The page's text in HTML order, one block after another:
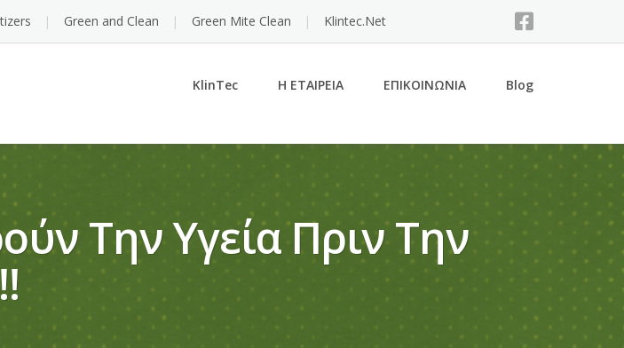
Green and Clean Green Mite Clean Klintec.Net
KlinTec Η ΕΤΑΙΡΕΙΑ ΕΠΙΚΟΙΝΩΝΙΑ Blog
Την Υγεία Πριν Την